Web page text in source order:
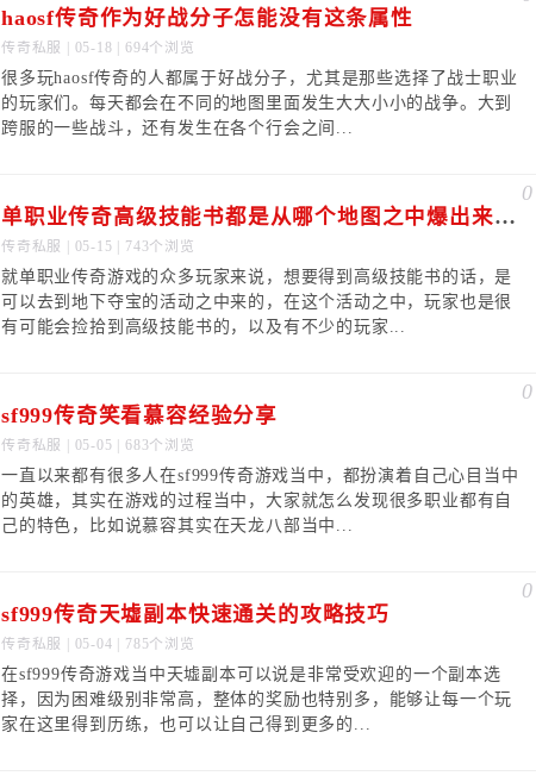
haosf传奇作为好战分子怎能没有这条属性
传奇私服 | 05-18 | 694个浏览
很多玩haosf传奇的人都属于好战分子，尤其是那些选择了战士职业
的玩家们。每天都会在不同的地图里面发生大大小小的战争。大到
跨服的一些战斗，还有发生在各个行会之间...
0
单职业传奇高级技能书都是从哪个地图之中爆出来的呢
传奇私服 | 05-15 | 743个浏览
就单职业传奇游戏的众多玩家来说，想要得到高级技能书的话，是
可以去到地下夺宝的活动之中来的，在这个活动之中，玩家也是很
有可能会捡拾到高级技能书的，以及有不少的玩家...
0
sf999传奇笑看慕容经验分享
传奇私服 | 05-05 | 683个浏览
一直以来都有很多人在sf999传奇游戏当中，都扮演着自己心目当中
的英雄，其实在游戏的过程当中，大家就怎么发现很多职业都有自
己的特色，比如说慕容其实在天龙八部当中...
0
sf999传奇天墟副本快速通关的攻略技巧
传奇私服 | 05-04 | 785个浏览
在sf999传奇游戏当中天墟副本可以说是非常受欢迎的一个副本选
择，因为困难级别非常高，整体的奖励也特别多，能够让每一个玩
家在这里得到历练，也可以让自己得到更多的...